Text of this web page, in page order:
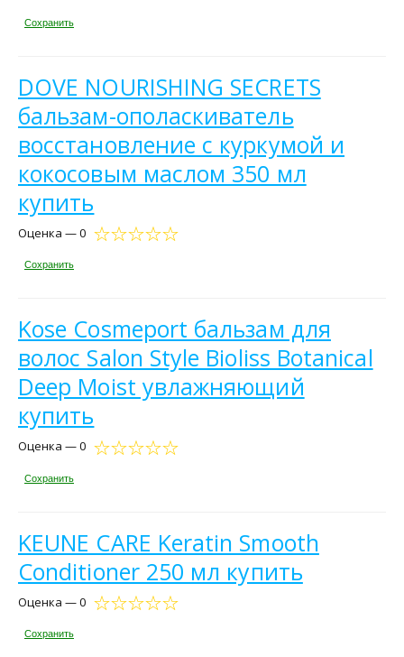
Сохранить
DOVE NOURISHING SECRETS
бальзам-ополаскиватель
восстановление с куркумой и
кокосовым маслом 350 мл
купить
Оценка — 0
Сохранить
Kose Cosmeport бальзам для
волос Salon Style Bioliss Botanical
Deep Moist увлажняющий
купить
Оценка — 0
Сохранить
KEUNE CARE Keratin Smooth
Conditioner 250 мл купить
Оценка — 0
Сохранить